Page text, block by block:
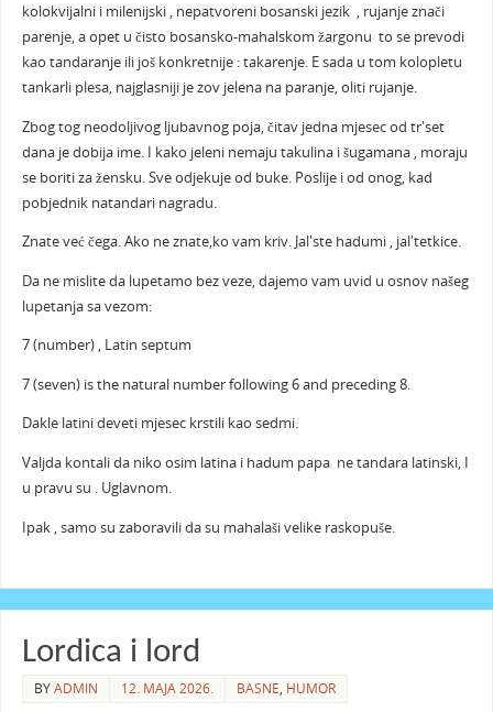
kolokvijalni i milenijski , nepatvoreni bosanski jezik , rujanje znači
parenje, a opet u čisto bosansko-mahalskom žargonu to se prevodi
kao tandaranje ili još konkretnije : takarenje. E sada u tom kolopletu
tankarli plesa, najglasniji je zov jelena na paranje, oliti rujanje.
Zbog tog neodoljivog ljubavnog poja, čitav jedna mjesec od tr'set
dana je dobija ime. I kako jeleni nemaju takulina i šugamana , moraju
se boriti za žensku. Sve odjekuje od buke. Poslije i od onog, kad
pobjednik natandari nagradu.
Znate već čega. Ako ne znate,ko vam kriv. Jal'ste hadumi , jal'tetkice.
Da ne mislite da lupetamo bez veze, dajemo vam uvid u osnov našeg
lupetanja sa vezom:
7 (number) , Latin septum
7 (seven) is the natural number following 6 and preceding 8.
Dakle latini deveti mjesec krstili kao sedmi.
Valjda kontali da niko osim latina i hadum papa ne tandara latinski, I
u pravu su . Uglavnom.
Ipak , samo su zaboravili da su mahalaši velike raskopuše.
Lordica i lord
BYADMIN 12. MAJA 2026. BASNE, HUMOR